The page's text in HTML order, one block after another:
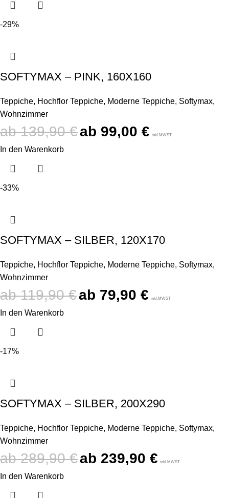
-29%
SOFTYMAX – PINK, 160X160
Teppiche, Hochflor Teppiche, Moderne Teppiche, Softymax,
Wohnzimmer
139,90€ 99,00 € inkl.MWST
In den Warenkorb
-33%
SOFTYMAX – SILBER, 120X170
Teppiche, Hochflor Teppiche, Moderne Teppiche, Softymax,
Wohnzimmer
119,90€ 79,90 € inkl.MWST
In den Warenkorb
-17%
SOFTYMAX – SILBER, 200X290
Teppiche, Hochflor Teppiche, Moderne Teppiche, Softymax,
Wohnzimmer
289,90€ 239,90 € inkl.MWST
In den Warenkorb